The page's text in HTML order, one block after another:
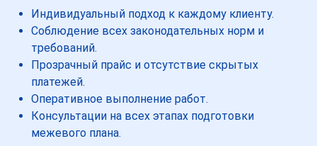
Индивидуальный подход к каждому клиенту.
Соблюдение всех законодательных норм и
требований.
Прозрачный прайс и отсутствие скрытых
платежей.
Оперативное выполнение работ.
Консультации на всех этапах подготовки
межевого плана.